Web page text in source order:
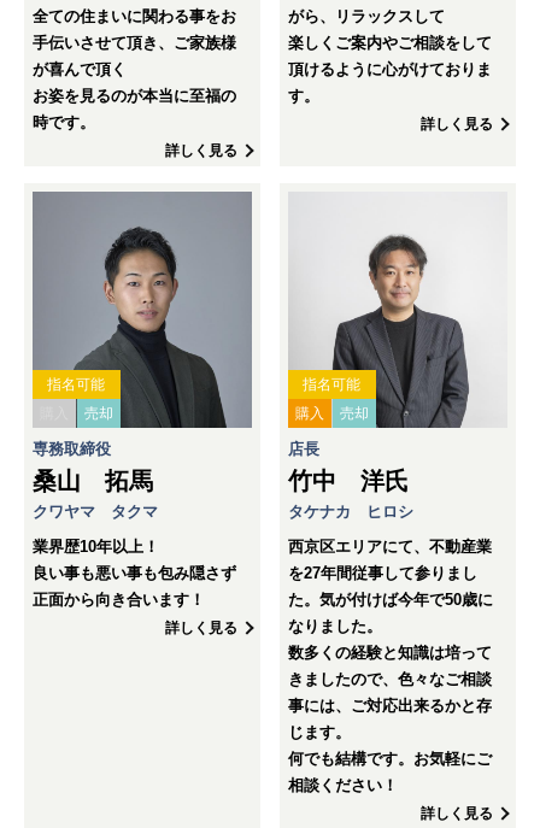
全ての住まいに関わる事をお
手伝いさせて頂き、ご家族様
が喜んで頂く
お姿を見るのが本当に至福の
時です。
詳しく見る
がら、リラックスして
楽しくご案内やご相談をして
頂けるように心がけておりま
す。
詳しく見る
指名可能
売却
専務取締役
桑山 拓馬
クワヤマ タクマ
業界歴10年以上！
良い事も悪い事も包み隠さず
正面から向き合います！
詳しく見る
指名可能
購入
売却
店長
竹中 洋氏
タケナカ ヒロシ
西京区エリアにて、不動産業
を27年間従事して参りまし
た。気が付けば今年で50歳に
なりました。
数多くの経験と知識は培って
きましたので、色々なご相談
事には、ご対応出来るかと存
じます。
何でも結構です。お気軽にご
相談ください！
詳しく見る